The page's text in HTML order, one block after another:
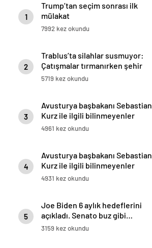
1
Trump’tan seçim sonrası ilk
mülakat
7992 kez okundu
2
Trablus’ta silahlar susmuyor:
Çatışmalar tırmanırken şehir
alarmda
5719 kez okundu
3
Avusturya başbakanı Sebastian
Kurz ile ilgili bilinmeyenler
4961 kez okundu
4
Avusturya başbakanı Sebastian
Kurz ile ilgili bilinmeyenler
4931 kez okundu
5
Joe Biden 6 aylık hedeflerini
açıkladı. Senato buz gibi…
3159 kez okundu